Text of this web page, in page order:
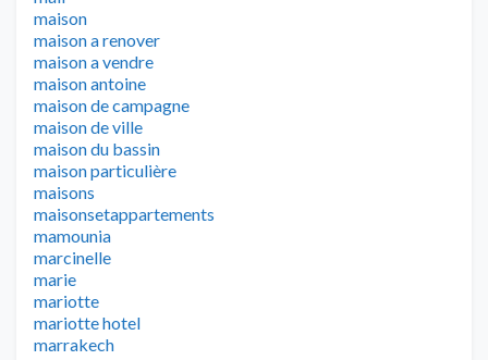
maison
maison a renover
maison a vendre
maison antoine
maison de campagne
maison de ville
maison du bassin
maison particulière
maisons
maisonsetappartements
mamounia
marcinelle
marie
mariotte
mariotte hotel
marrakech